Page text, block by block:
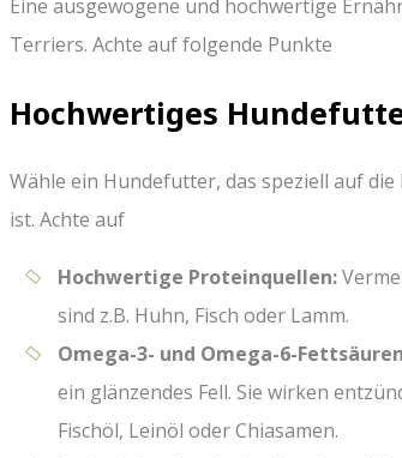
Eine ausgewogene und hochwertige
Terriers. Achte auf folgende Punkte
Hochwertiges
Wähle ein Hundefutter, das speziell auf
ist. Achte auf
Hochwertige Proteinquellen:
sind z.B. Huhn, Fisch oder Lamm.
Omega-3- und Omega-6-
ein glänzendes Fell. Sie wirken
Fischöl, Leinöl oder Chiasamen.